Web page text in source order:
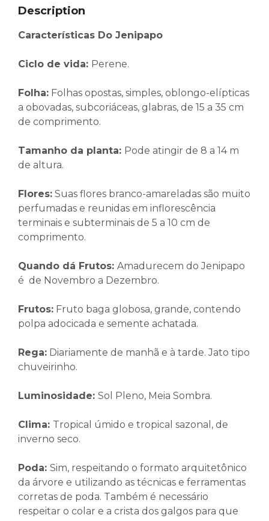
Description
Características Do Jenipapo
Ciclo de vida: Perene.
Folha: Folhas opostas, simples, oblongo-elípticas
a obovadas, subcoriáceas, glabras, de 15 a 35 cm
de comprimento.
Tamanho da planta: Pode atingir de 8 a 14 m
de altura.
Flores: Suas flores branco-amareladas são muito
perfumadas e reunidas em inflorescência
terminais e subterminais de 5 a 10 cm de
comprimento.
Quando dá Frutos: Amadurecem do Jenipapo
é de Novembro a Dezembro.
Frutos: Fruto baga globosa, grande, contendo
polpa adocicada e semente achatada.
Rega: Diariamente de manhã e à tarde. Jato tipo
chuveirinho.
Luminosidade: Sol Pleno, Meia Sombra.
Clima: Tropical úmido e tropical sazonal, de
inverno seco.
Poda: Sim, respeitando o formato arquitetônico
da árvore e utilizando as técnicas e ferramentas
corretas de poda. Também é necessário
respeitar o colar e a crista dos galgos para que